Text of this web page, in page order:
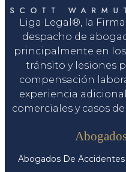
Liga Legal®, la
despacho de
principalmente en
tránsito y lesiones
compensación
experiencia
comerciales y casos
Abogados De Accidentes